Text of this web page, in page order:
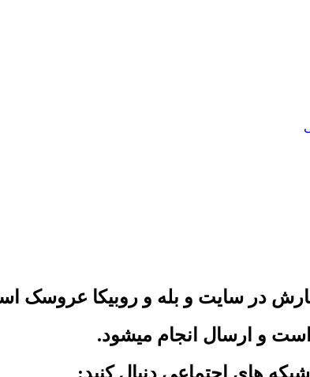
در سایت و بله و روبیکا عروسک
و ارسال انجام میشود.
های اجتماعی دنبال کنید: